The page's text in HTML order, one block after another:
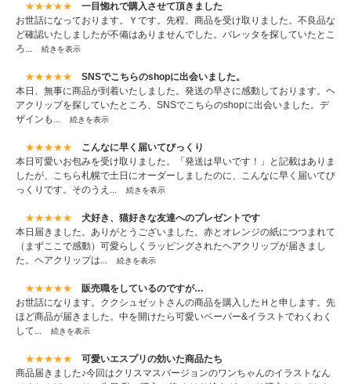
★★★★★
一目惚れで購入させて頂きました
お世話になっております。Ｙです。先程、商品を受け取りました。不良品な
ど確認いたしましたが不備はありませんでした。バレッタを探していたとこ
ろ...
続きを表示
★★★★★
SNSでこちらのshopに出会いました。
本日、無事に商品が到着いたしました。発送の早さに感動しております。ヘ
アクリップを探していたところ、SNSでこちらのshopに出会いました。デ
ザインも...
続きを表示
★★★★★
こんなに早く届いてびっくり
本日可愛いお包みを受け取りました。「発送は早いです！」と記載はありま
したが、こちら札幌で土日にオーダーしましたのに、こんなに早く届いてび
っくりです。そのうえ...
続きを表示
★★★★★
犬好き、猫好きな友達へのプレゼントです
本日届きました。ありがとうございました。赤とオレンジの紙につつまれて
（まずここで感動）可愛らしくラッピングされたヘアクリップが届きまし
た。ヘアクリップは...
続きを表示
★★★★★
販売職をしているのですが…
お世話になります。ククシュゼットさんの商品を購入したＨと申します。先
ほど商品が届きました。中を開けたら可愛いペーパー&イラストでわくわく
して...
続きを表示
★★★★★
可愛いエスプリの効いた商品たち
商品届きました♪今回はクリスマスバージョンのワンちゃんのイラストなん